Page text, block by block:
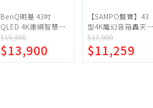
BenQ明基 43吋
QLED 4K連網智慧顯
示器(無安裝)(7-11商
品卡400元)【E43-
760】
$15,300
$13,900
【SAMPO聲寶】43
型4K魔幻音箱轟天雷
智慧聯網顯示器 EM-
43JDT230+視訊盒
$17,900
$11,259